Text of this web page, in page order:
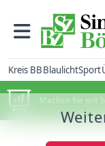
Kreis BBBlaulichtSport
Machen Sie mit